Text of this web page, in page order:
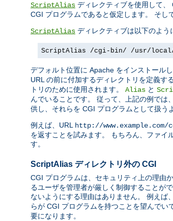
ScriptAlias ディレクティブを使用して
CGI プログラムであると仮定します。 そし
ScriptAlias ディレクティブは以下のよう
ScriptAlias /cgi-bin/ /usr/local/
デフォルト位置に Apache をインストール
URL の前に付加するディレクトリを定義す
トリのために使用されます。 Alias と
んでいることです。 従って、上記の例では、
供し、それらを CGI プログラムとして扱う
例えば、URL http://
を返すことを試みます。 もちろん、ファイ
す。
ScriptAlias ディレクトリ外の CGI
CGI プログラムは、セキュリティ上の理由
るユーザを管理者が厳しく制御することが
ないようにする理由はありません。 例えば
らが CGI プログラムを持つことを望んでい
要になります。